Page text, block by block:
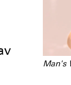
Man's